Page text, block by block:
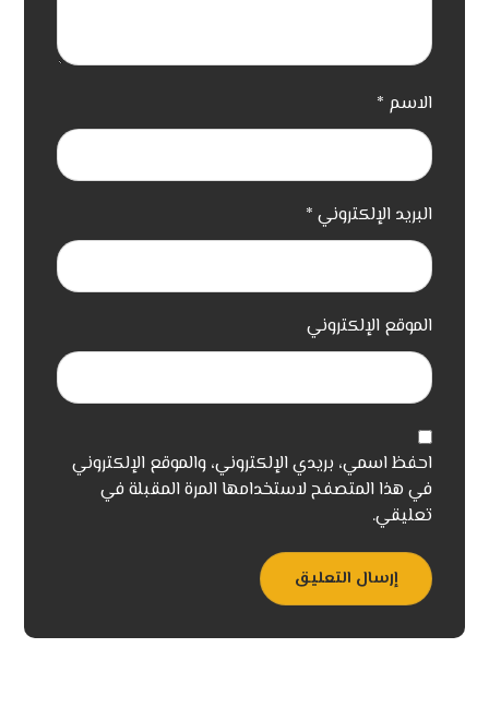
الاسم *
البريد الإلكتروني *
الموقع الإلكتروني
احفظ اسمي، بريدي الإلكتروني، والموقع الإلكتروني
في هذا المتصفح لاستخدامها المرة المقبلة في
تعليقي.
إرسال التعليق